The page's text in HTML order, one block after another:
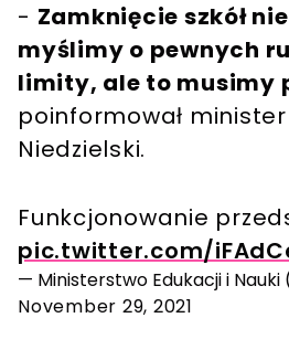
- Zamknięcie szkół
myślimy o pewnych
limity, ale to musimy
poinformował
Niedzielski.
Funkcjonowanie
pic.twitter.com/
— Ministerstwo Edukacji i Nauki
November 29, 2021